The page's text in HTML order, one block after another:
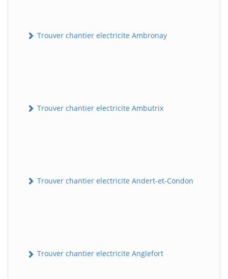
Trouver chantier electricite Ambronay
Trouver chantier electricite Ambutrix
Trouver chantier electricite Andert-et-Condon
Trouver chantier electricite Anglefort